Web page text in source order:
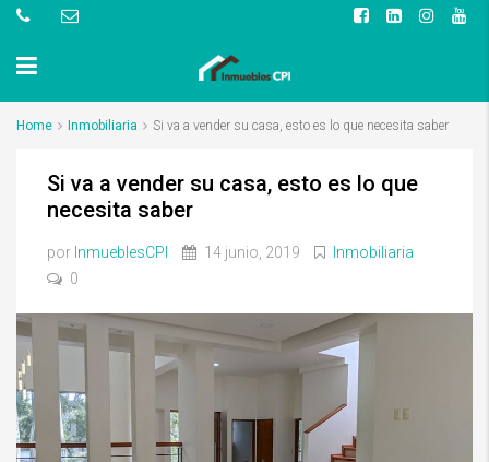
Home Inmobiliaria Si va a vender su casa, esto es lo que necesita saber
Si va a vender su casa, esto es lo que
necesita saber
por InmueblesCPI 14 junio, 2019
Inmobiliaria
0